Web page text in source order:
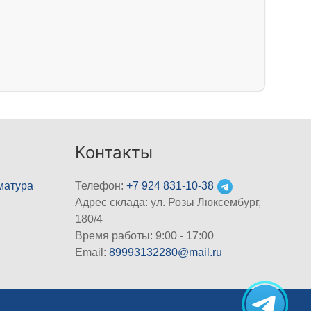
Контакты
Телефон:+7 924 831-10-38
Адрес склада: ул. Розы Люксембург,
180/4
Время работы: 9:00 - 17:00
Email:89993132280@mail.ru